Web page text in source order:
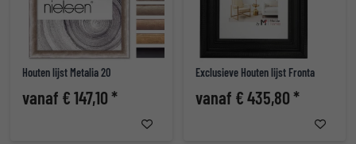
Houten lijst Metalia 20
vanaf € 147,10 *
Exclusieve Houten lijst Fronta
vanaf € 435,80 *